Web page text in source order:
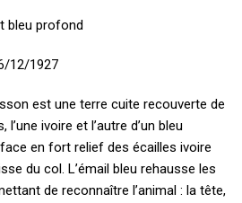
bleu profond
12/1927
est une terre cuite recouverte de
ivoire et l’autre d’un bleu
en fort relief des écailles ivoire
du col. L’émail bleu rehausse les
de reconnaître l’animal : la tête,